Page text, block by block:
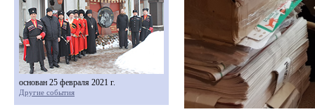
основан 25 февраля 2021 г.
Другие события